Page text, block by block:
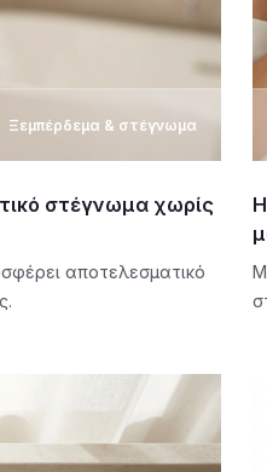
Ξεμπέρδεμα & στέγνωμα
στέγνωμα χωρίς
αποτελεσματικό